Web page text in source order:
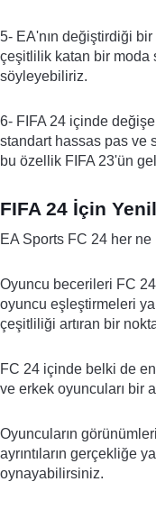
5- EA'nın değiştirdiği
çeşitlilik katan bir moda
söyleyebiliriz.
6- FIFA 24 içinde
standart hassas pas ve
bu özellik FIFA 23'ün
FIFA 24 İçin
EA Sports FC 24 her
Oyuncu becerileri FC
oyuncu eşleştirmeleri
çeşitliliği artıran bir
FC 24 içinde belki de
ve erkek oyuncuları bir
Oyuncuların
ayrıntıların gerçekliğe
oynayabilirsiniz.